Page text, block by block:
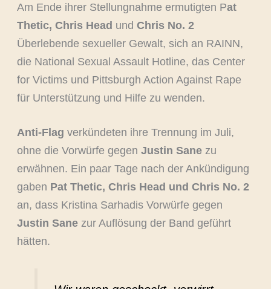
Am Ende ihrer Stellungnahme ermutigten Pat
Thetic, Chris Head und Chris No. 2
Überlebende sexueller Gewalt, sich an RAINN,
die National Sexual Assault Hotline, das Center
for Victims und Pittsburgh Action Against Rape
für Unterstützung und Hilfe zu wenden.
Anti-Flag verkündeten ihre Trennung im Juli,
ohne die Vorwürfe gegen Justin Sanezu
erwähnen. Ein paar Tage nach der Ankündigung
gaben Pat Thetic, Chris Head und Chris No. 2
an, dass Kristina Sarhadis Vorwürfe gegen
Justin Sanezur Auflösung der Band geführt
hätten.